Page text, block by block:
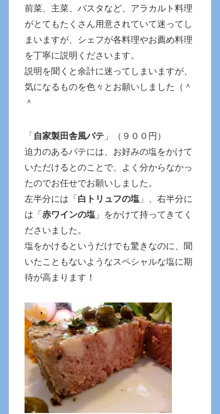
前菜、主菜、パスタなど、アラカルト料理
がとてもたくさん用意されていて迷ってし
まいますが、シェフが各料理やお薦め料理
を丁寧に説明くださいます。
説明を聞くと余計に迷ってしまいますが、
気になるものを色々とお願いしました（＾
＾
「 自家製田舎風パテ 」（９００円）
迫力のあるパテには、お好みの塩をかけて
いただけるとのことで、よく分からなかっ
たのでお任せでお願いしました。
左半分には「 白トリュフの塩 」、右半分に
は「赤ワインの塩 」をかけて持ってきてく
ださいました。
塩をかけるというだけでも驚きなのに、聞
いたこともないようなスペシャルな塩に期
待が高まります！